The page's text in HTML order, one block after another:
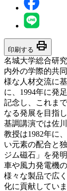
印刷する print
名城大学総合研
内外の学際的共
様な人材交流に
に、1994年に発
記念し、これま
なる発展を目指
基調講演では佐
教授は1982年に
い元素の配合と
ジム磁石」を発
車や風力発電機
様々な製品で広
化に貢献してい